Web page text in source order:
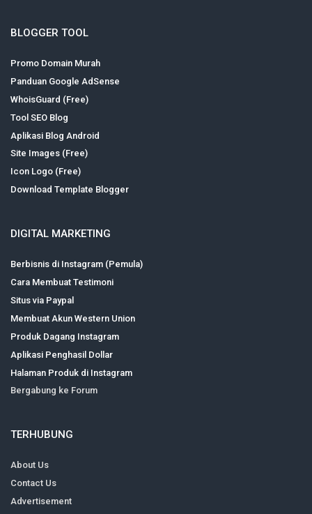
BLOGGER TOOL
Promo Domain Murah
Panduan Google AdSense
WhoisGuard (Free)
Tool SEO Blog
Aplikasi Blog Android
Site Images (Free)
Icon Logo (Free)
Download Template Blogger
DIGITAL MARKETING
Berbisnis di Instagram (Pemula)
Cara Membuat Testimoni
Situs via Paypal
Membuat Akun Western Union
Produk Dagang Instagram
Aplikasi Penghasil Dollar
Halaman Produk di Instagram
Bergabung ke Forum
TERHUBUNG
About Us
Contact Us
Advertisement